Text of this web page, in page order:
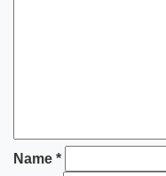
Name *